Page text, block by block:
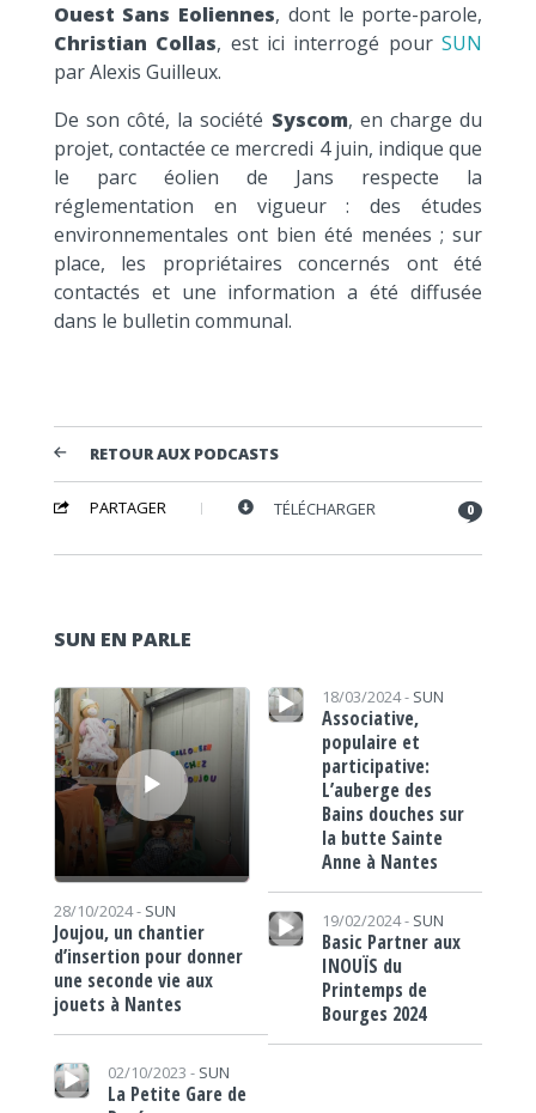
Ouest Sans Eoliennes, dont le porte-parole,
Christian Collas, est ici interrogé pourSUN
par Alexis Guilleux.
De son côté, la société Syscom, en charge du
projet, contactée ce mercredi 4 juin, indique que
le parc éolien de Jans respecte la
réglementation en vigueur : des études
environnementales ont bien été menées ; sur
place, les propriétaires concernés ont été
contactés et une information a été diffusée
dans le bulletin communal.
RETOUR AUX PODCASTS
PARTAGER TÉLÉCHARGER 0
SUN EN PARLE
Lecteur audio
28/10/2024 - SUN
Joujou, un chantier
d’insertion pour donner
une seconde vie aux
jouets à Nantes
Lecteur audio 18/03/2024 - SUN
Associative,
populaire et
participative:
L’auberge des
Bains douches sur
la butte Sainte
Anne à Nantes
Lecteur audio
19/02/2024 - SUN
Basic Partner aux
INOUÏS du
Printemps de
Bourges 2024
Lecteur audio
02/10/2023 - SUN
La Petite Gare de